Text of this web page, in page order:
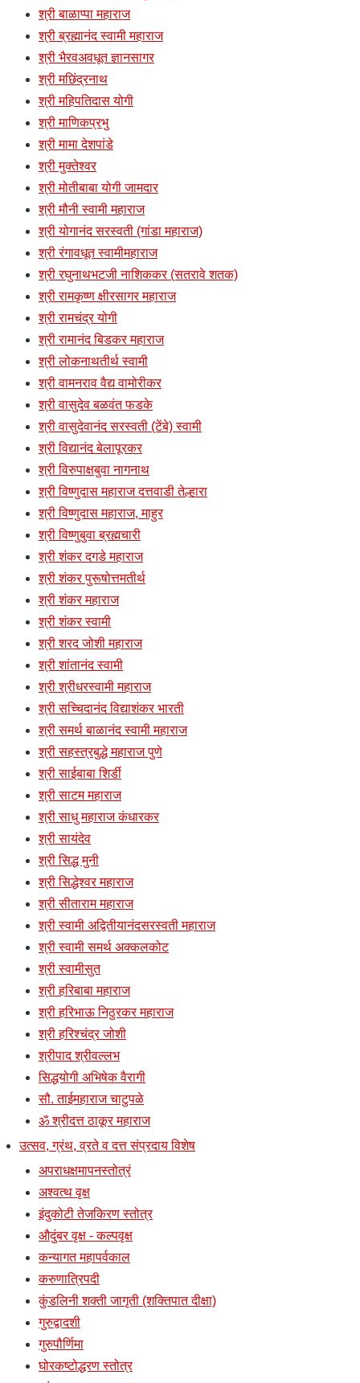
श्री बाळाप्पा महाराज
श्री ब्रह्मानंद स्वामी महाराज
श्री भैरवअवधूत ज्ञानसागर
श्री मछिंद्रनाथ
श्री महिपतिदास योगी
श्री माणिकप्रभु
श्री मामा देशपांडे
श्री मुक्तेश्वर
श्री मोतीबाबा योगी जामदार
श्री मौनी स्वामी महाराज
श्री योगानंद सरस्वती (गांडा महाराज)
श्री रंगावधूत स्वामीमहाराज
श्री रघुनाथभटजी नाशिककर (सतरावे शतक)
श्री रामकृष्ण क्षीरसागर महाराज
श्री रामचंद्र योगी
श्री रामानंद बिडकर महाराज
श्री लोकनाथतीर्थ स्वामी
श्री वामनराव वैद्य वामोरीकर
श्री वासुदेव बळवंत फडके
श्री वासुदेवानंद सरस्वती (टेंबे) स्वामी
श्री विद्यानंद बेलापूरकर
श्री विरुपाक्षबुवा नागनाथ
श्री विष्णुदास महाराज दत्तवाडी तेल्हारा
श्री विष्णुदास महाराज, माहुर
श्री विष्णुबुवा ब्रह्मचारी
श्री शंकर दगडे महाराज
श्री शंकर पुरूषोत्तमतीर्थ
श्री शंकर महाराज
श्री शंकर स्वामी
श्री शरद जोशी महाराज
श्री शांतानंद स्वामी
श्री श्रीधरस्वामी महाराज
श्री सच्चिदानंद विद्याशंकर भारती
श्री समर्थ बाळानंद स्वामी महाराज
श्री सहस्त्रबुद्धे महाराज पुणे
श्री साईबाबा शिर्डी
श्री साटम महाराज
श्री साधु महाराज कंधारकर
श्री सायंदेव
श्री सिद्ध मुनी
श्री सिद्धेश्वर महाराज
श्री सीताराम महाराज
श्री स्वामी अद्वितीयानंदसरस्वती महाराज
श्री स्वामी समर्थ अक्कलकोट
श्री स्वामीसुत
श्री हरिबाबा महाराज
श्री हरिभाऊ निठुरकर महाराज
श्री हरिश्चंद्र जोशी
श्रीपाद श्रीवल्लभ
सिद्धयोगी अभिषेक वैरागी
सौ. ताईमहाराज चाटुपळे
ॐ श्रीदत्त ठाकूर महाराज
उत्सव, ग्रंथ, व्रते व दत्त संप्रदाय विशेष
अपराधक्षमापनस्तोत्रं
अश्वत्थ वृक्ष
इंदुकोटी तेजकिरण स्तोत्र
औदुंबर वृक्ष - कल्पवृक्ष
कन्यागत महापर्वकाल
करुणात्रिपदी
कुंडलिनी शक्ती जागृती (शक्तिपात दीक्षा)
गुरुद्वादशी
गुरुपौर्णिमा
घोरकष्टोद्धरण स्तोत्र